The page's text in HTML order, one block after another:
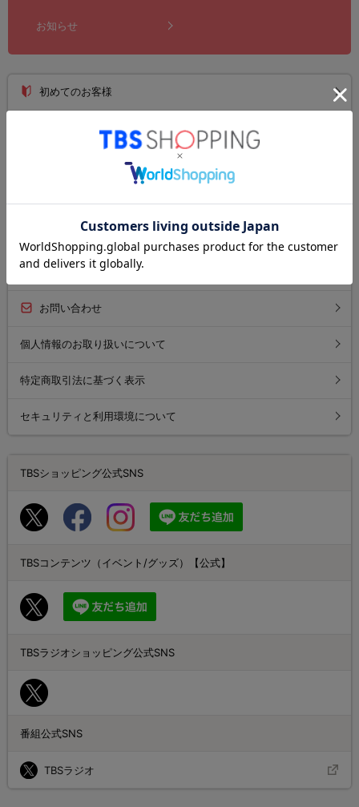
お知らせ
初めてのお客様
ご利用ガイド
よくあるご質問
お問い合わせ
個人情報のお取り扱いについて
特定商取引法に基づく表示
セキュリティと利用環境について
TBSショッピング公式SNS
TBSコンテンツ（イベント/グッズ）【公式】
TBSラジオショッピング公式SNS
番組公式SNS
TBSラジオ